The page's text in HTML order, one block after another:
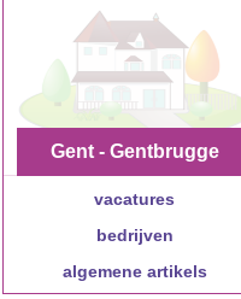
Gent - Gentbrugge
vacatures
bedrijven
algemene artikels